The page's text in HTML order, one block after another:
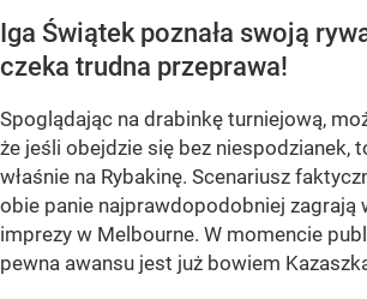
Iga Świątek poznała swoją
czeka trudna przeprawa!
Spoglądając na drabinkę turniejową,
że jeśli obejdzie się bez niespodzianek,
właśnie na Rybakinę. Scenariusz
obie panie najprawdopodobniej zagrają
imprezy w Melbourne. W momencie
pewna awansu jest już bowiem